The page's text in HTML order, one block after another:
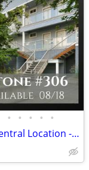
• • • • •
Secure Building, 2 Bedroom Condo, Central Location - Gladstone